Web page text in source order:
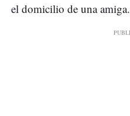
el domicilio de una amiga.